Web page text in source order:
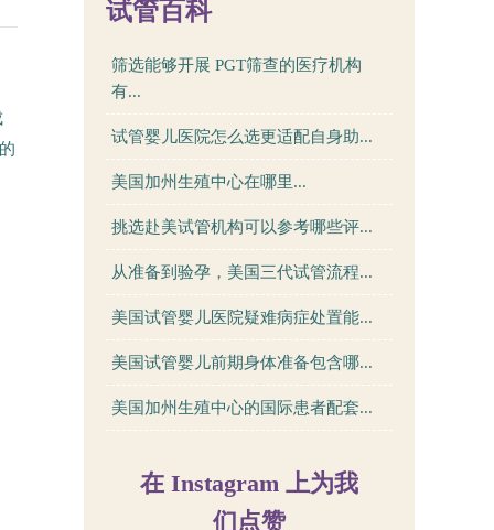
试管百科
筛选能够开展 PGT筛查的医疗机构
有...
试管婴儿医院怎么选更适配自身助...
美国加州生殖中心在哪里...
挑选赴美试管机构可以参考哪些评...
从准备到验孕，美国三代试管流程...
美国试管婴儿医院疑难病症处置能...
美国试管婴儿前期身体准备包含哪...
美国加州生殖中心的国际患者配套...
在 Instagram 上为我
们点赞